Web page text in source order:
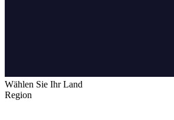
Wählen Sie Ihr Land
Region